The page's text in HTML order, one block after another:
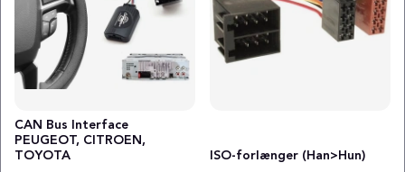
CAN Bus Interface
PEUGEOT, CITROEN,
TOYOTA
ISO-forlænger (Han>Hun)